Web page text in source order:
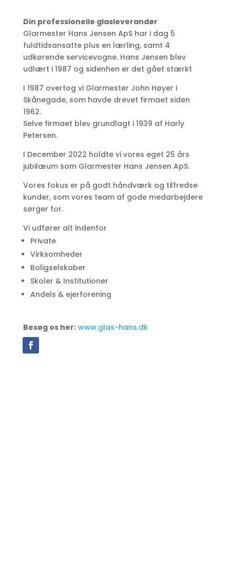
Din professionelle glasleverandør
Glarmester Hans Jensen ApS har i dag​ 5
fuldtidsansatte plus en lærling, samt 4
udkørende servicevogne. Hans Jensen blev
udlært i 1987 og sidenhen er det gået stærkt
I 1987 overtog vi Glarmester John Høyer i
Skånegade, som havde drevet firmaet siden
1962.
Selve firmaet blev grundlagt i 1939 af Harly
Petersen.
I December 2022 holdte vi vores eget 25 års
jubilæum som Glarmester Hans Jensen ApS.
Vores fokus er på godt håndværk og tilfredse
kunder, som vores team af gode medarbejdere
sørger for.
​Vi udfører alt indenfor
Private
Virksomheder
Boligselskaber
Skoler & Institutioner
Andels & ejerforening​
Besøg os her: www.glas-hans.dk